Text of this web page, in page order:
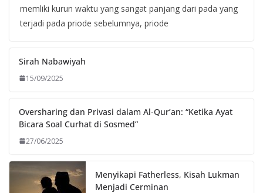
memliki kurun waktu yang sangat panjang dari pada yang
terjadi pada priode sebelumnya, priode
Sirah Nabawiyah
15/09/2025
Oversharing dan Privasi dalam Al-Qur’an: “Ketika Ayat
Bicara Soal Curhat di Sosmed”
27/06/2025
Menyikapi Fatherless, Kisah Lukman
Menjadi Cerminan